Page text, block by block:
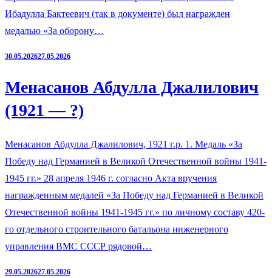
Ибадулла Бактеевич (так в документе) был награжден
медалью «За оборону…
30.05.202627.05.2026
Менасанов Абдулла Джалилович
(1921 — ?)
Менасанов Абдулла Джалилович, 1921 г.р. 1. Медаль «За
Победу над Германией в Великой Отечественной войны 1941-
1945 гг.» 28 апреля 1946 г. согласно Акта вручения
награжденным медалей «За Победу над Германией в Великой
Отечественной войны 1941-1945 гг.» по личному составу 420-
го отдельного строительного батальона инженерного
управления ВМС СССР рядовой…
29.05.202627.05.2026